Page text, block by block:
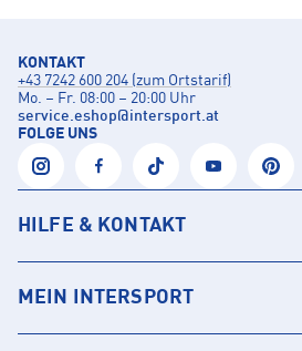
KONTAKT
+43 7242 600 204 (zum Ortstarif)
Mo. – Fr. 08:00 – 20:00 Uhr
service.eshop@intersport.at
FOLGE UNS
HILFE & KONTAKT
MEIN INTERSPORT